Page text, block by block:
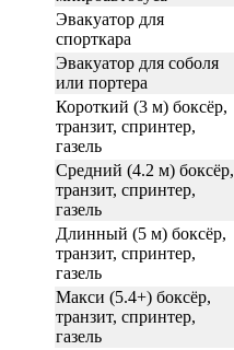
Эвакуатор для
спорткара
Эвакуатор для соболя
или портера
Короткий (3 м) боксёр,
транзит, спринтер,
газель
Средний (4.2 м) боксёр,
транзит, спринтер,
газель
Длинный (5 м) боксёр,
транзит, спринтер,
газель
Макси (5.4+) боксёр,
транзит, спринтер,
газель